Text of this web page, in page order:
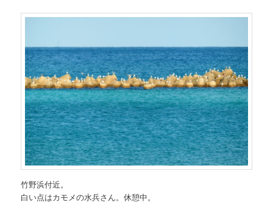
竹野浜付近。
白い点はカモメの水兵さん。休憩中。